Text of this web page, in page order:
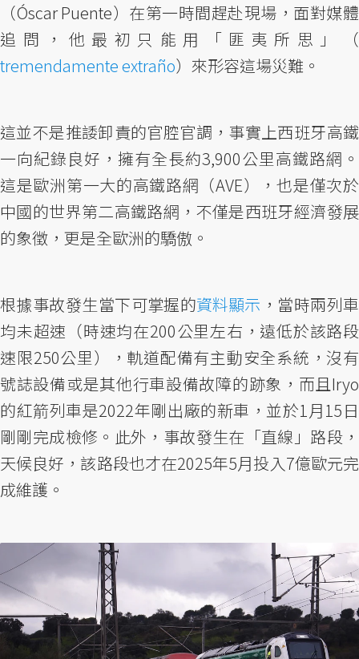
（Óscar Puente）在第一時間趕赴現場，面對媒體
追問，他最初只能用「匪夷所思」（
tremendamente extraño）來形容這場災難。
這並不是推諉卸責的官腔官調，事實上西班牙高鐵
一向紀錄良好，擁有全長約3,900公里高鐵路網。
這是歐洲第一大的高鐵路網（AVE），也是僅次於
中國的世界第二高鐵路網，不僅是西班牙經濟發展
的象徵，更是全歐洲的驕傲。
根據事故發生當下可掌握的資料顯示 ，當時兩列車
均未超速（時速均在200公里左右，遠低於該路段
速限250公里），軌道配備有主動安全系統，沒有
號誌設備或是其他行車設備故障的跡象，而且Iryo
的紅箭列車是2022年剛出廠的新車，並於1月15日
剛剛完成檢修。此外，事故發生在「直線」路段，
天候良好，該路段也才在2025年5月投入7億歐元完
成維護。